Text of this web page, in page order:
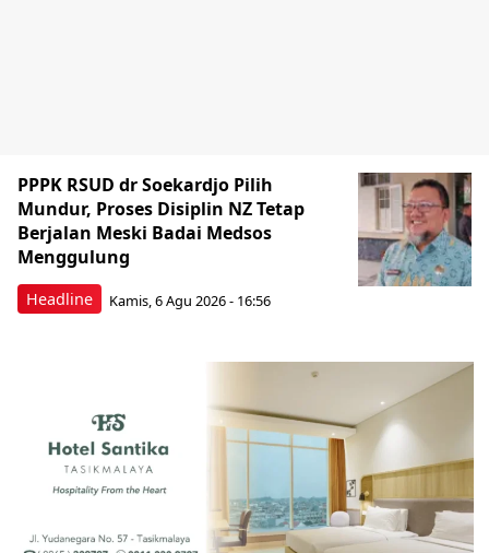
Headline
PPPK RSUD dr Soekardjo Pilih
Mundur, Proses Disiplin NZ Tetap
Berjalan Meski Badai Medsos
Menggulung
Kamis, 6 Agu 2026 - 16:56